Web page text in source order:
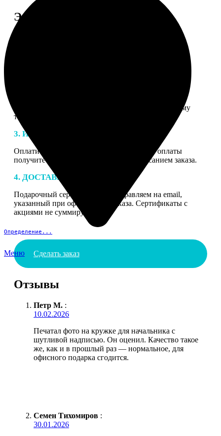
Определение...
Меню
Этапы работы
специалисты могут связаться с Вами по указанному
телефону или email для согласования деталей.
3. ИЗГОТОВЛЕНИЕ
Оплатите заказ банковской картой. После оплаты
получите подтверждение на email с описанием заказа.
4. ДОСТАВКА И ОПЛАТА
Подарочный сертификат мы отправляем на email,
указанный при оформлении заказа. Сертификаты с
акциями не суммируются.
Сделать заказ
Отзывы
Петр М. :
10.02.2026
Печатал фото на кружке для начальника с
шутливой надписью. Он оценил. Качество такое
же, как и в прошлый раз — нормальное, для
офисного подарка сгодится.
Семен Тихомиров :
30.01.2026